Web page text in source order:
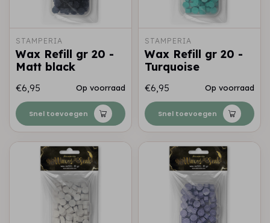
STAMPERIA
Wax Refill gr 20 -
Matt black
€6,95 Op voorraad
Snel toevoegen
STAMPERIA
Wax Refill gr 20 -
Turquoise
€6,95 Op voorraad
Snel toevoegen